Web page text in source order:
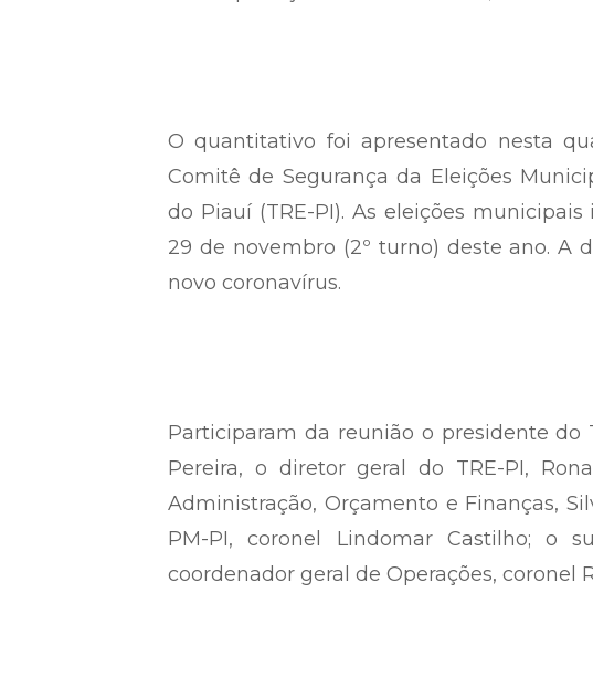
O quantitativo foi apresentado nesta
Comitê de Segurança da Eleições
do Piauí (TRE-PI). As eleições
29 de novembro (2º turno) deste ano. A
novo coronavírus.
Participaram da reunião o presidente do
Pereira, o diretor geral do TRE-PI,
Administração, Orçamento e Finanças,
PM-PI, coronel Lindomar Castilho; o
coordenador geral de Operações, coronel